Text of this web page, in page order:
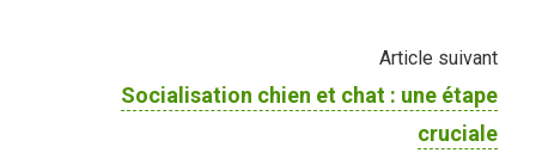
Article suivant
Socialisation chien et chat : une étape
cruciale